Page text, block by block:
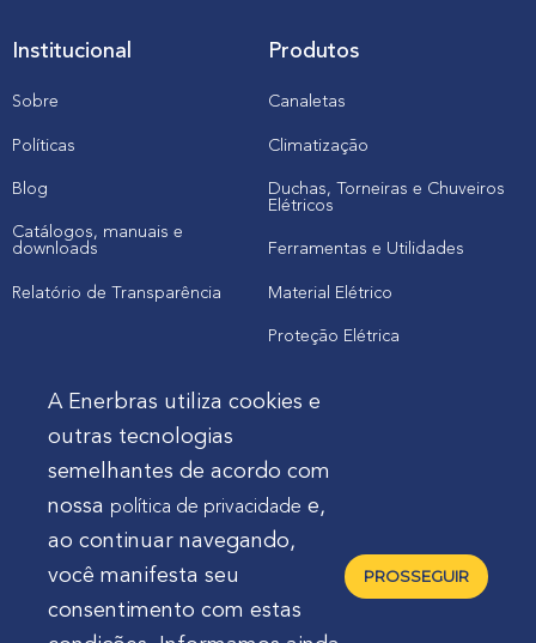
Institucional
Sobre
Políticas
Blog
Catálogos, manuais e
downloads
Relatório de Transparência
Produtos
Canaletas
Climatização
Duchas, Torneiras e Chuveiros
Elétricos
Ferramentas e Utilidades
Material Elétrico
Proteção Elétrica
Cliente
Onde comprar produtos
Quero Enerbras na minha loja
A Enerbras utiliza cookies e
outras tecnologias
semelhantes de acordo com
nossa política de privacidade e,
ao continuar navegando,
você manifesta seu
consentimento com estas
PROSSEGUIR